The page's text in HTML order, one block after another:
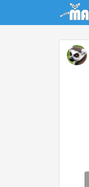
Update cookies preferences